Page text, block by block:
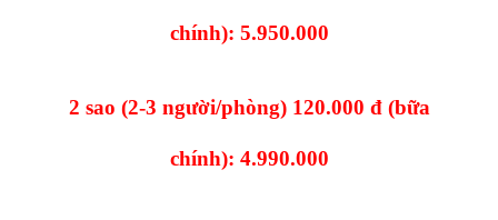
chính): 5.950.000
2 sao (2-3 người/phòng) 120.000 đ (bữa
chính): 4.990.000